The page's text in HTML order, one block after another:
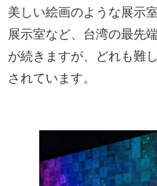
美しい絵画のような展示
展示室など、台湾の最先
が続きますが、どれも難
されています。